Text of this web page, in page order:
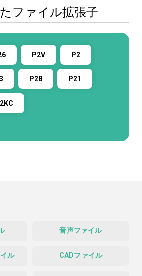
ファイル拡張子
P2V P2
P28 P21
音声ファイル
ル CADファイル